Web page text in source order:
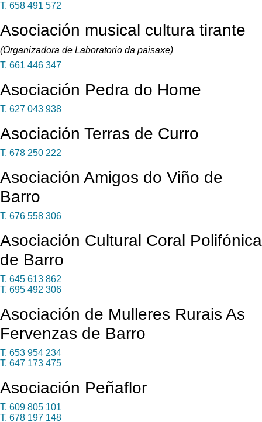
T. 658 491 572
Asociación musical cultura tirante
(Organizadora de Laboratorio da paisaxe)
T. 661 446 347
Asociación Pedra do Home
T. 627 043 938
Asociación Terras de Curro
T. 678 250 222
Asociación Amigos do Viño de
Barro
T. 676 558 306
Asociación Cultural Coral Polifónica
de Barro
T. 645 613 862
T. 695 492 306
Asociación de Mulleres Rurais As
Fervenzas de Barro
T. 653 954 234
T. 647 173 475
Asociación Peñaflor
T. 609 805 101
T. 678 197 148